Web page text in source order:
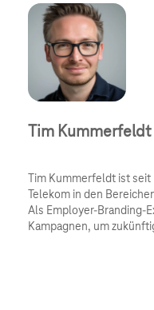
Tim Kummerfeldt
Tim Kummerfeldt ist
Telekom in den
Als Employer-Branding-
Kampagnen, um